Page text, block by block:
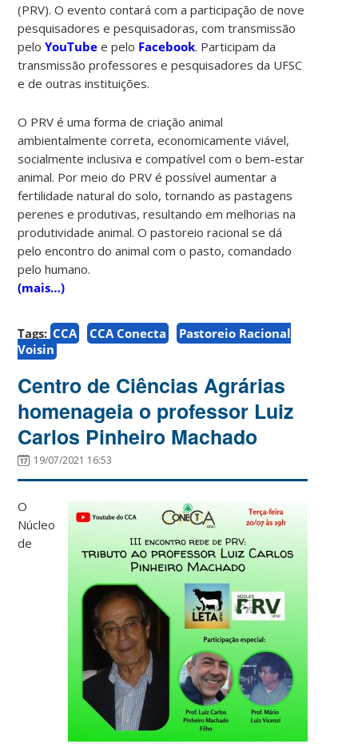
(PRV). O evento contará com a participação de nove
pesquisadores e pesquisadoras, com transmissão
peloYouTube e pelo Facebook. Participam da
transmissão professores e pesquisadores da UFSC
e de outras instituições.
O PRV é uma forma de criação animal
ambientalmente correta, economicamente viável,
socialmente inclusiva e compatível com o bem-estar
animal. Por meio do PRV é possível aumentar a
fertilidade natural do solo, tornando as pastagens
perenes e produtivas, resultando em melhorias na
produtividade animal. O pastoreio racional se dá
pelo encontro do animal com o pasto, comandado
pelo humano.
(mais…)
Tags: CCA CCA Conecta
Pastoreio Racional
Voisin
Centro de Ciências Agrárias
homenageia o professor Luiz
Carlos Pinheiro Machado
19/07/2021 16:53
O
Núcleo
de